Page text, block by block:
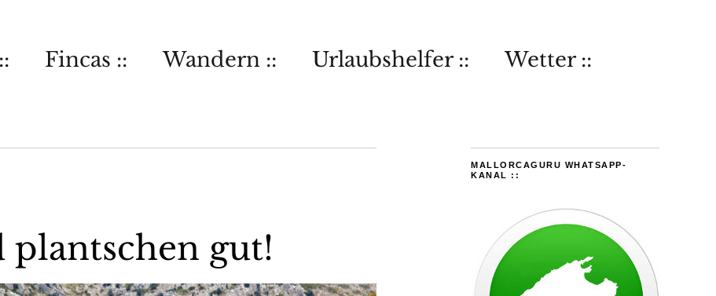
Fincas :: Wandern :: Urlaubshelfer :: Wetter ::
gut!
MALLORCAGURU WHATSAPP-
KANAL ::